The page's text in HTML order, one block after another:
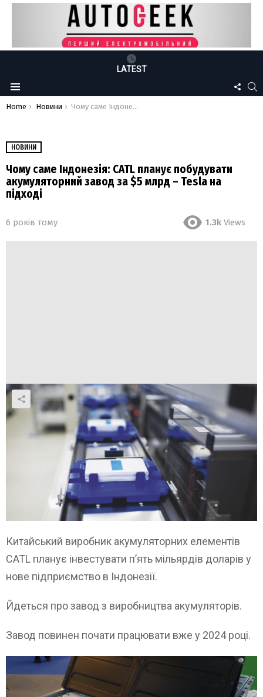
LATEST
Menu
US
You are here:
Home Новини Чому саме Індонезія: CATL планує побудувати акумуляторний завод за $5 млрд – Tesla на підході
НОВИНИ
Чому саме Індонезія: CATL планує побудувати
акумуляторний завод за $5 млрд – Tesla на
підході
6 років тому 1.3k Views
Китайський виробник акумуляторних елементів
CATL планує інвестувати п’ять мільярдів доларів у
нове підприємство в Індонезії.
Йдеться про завод з виробництва акумуляторів.
Завод повинен почати працювати вже у 2024 році.